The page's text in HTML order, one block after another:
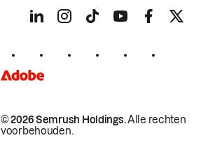
© 2026 Semrush Holdings.Alle rechten
voorbehouden.